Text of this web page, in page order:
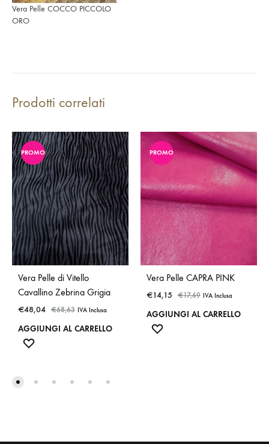
Vera Pelle COCCO PICCOLO
ORO
Prodotti correlati
PROMO
Vera Pelle di Vitello
Cavallino Zebrina Grigia
€48,04 €68,63 IVA Inclusa
AGGIUNGI AL CARRELLO
PROMO
Vera Pelle CAPRA PINK
€14,15 €17,69 IVA Inclusa
AGGIUNGI AL CARRELLO